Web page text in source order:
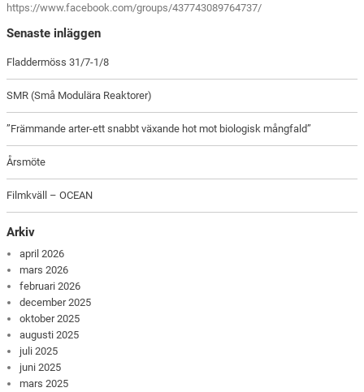
https://www.facebook.com/groups/437743089764737/
Senaste inläggen
Fladdermöss 31/7-1/8
SMR (Små Modulära Reaktorer)
”Främmande arter-ett snabbt växande hot mot biologisk mångfald”
Årsmöte
Filmkväll – OCEAN
Arkiv
april 2026
mars 2026
februari 2026
december 2025
oktober 2025
augusti 2025
juli 2025
juni 2025
mars 2025